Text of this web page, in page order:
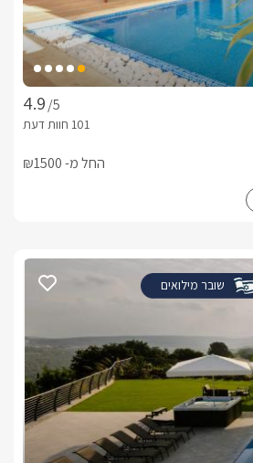
/5
החל מ- ₪1500
שובר מילואים